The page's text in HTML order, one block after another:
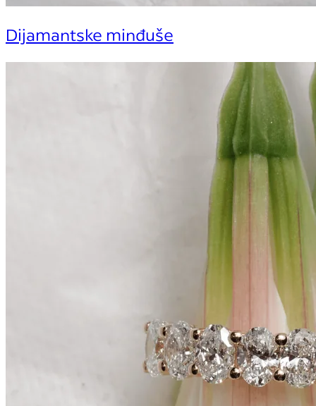
Dijamantske minđuše